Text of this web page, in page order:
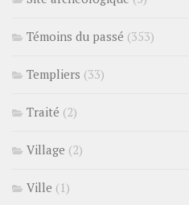
Témoins du passé (353)
Templiers (33)
Traité (2)
Village (2)
Ville (1)